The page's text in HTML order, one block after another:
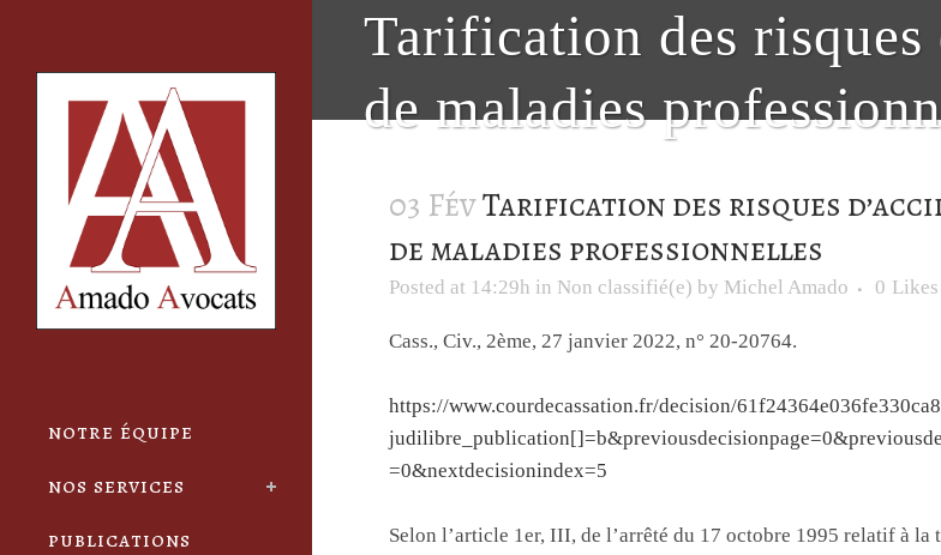
notre équipe
nos services
publications
Tarification des
de maladies
03 FévTarification des risques
de maladies professionnelles
Posted at 14:29h in Non classifié(e) by Michel Amado 0 Likes
Cass., Civ., 2ème, 27 janvier 2022, n° 20-20764.
https://www.courdecassation.fr/decision/
=0&nextdecisionindex=5
Selon l’article 1er, III, de l’arrêté du 17 octobre 1995 relatif à la